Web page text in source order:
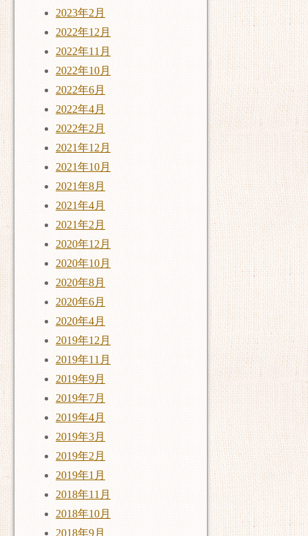
2023年2月
2022年12月
2022年11月
2022年10月
2022年6月
2022年4月
2022年2月
2021年12月
2021年10月
2021年8月
2021年4月
2021年2月
2020年12月
2020年10月
2020年8月
2020年6月
2020年4月
2019年12月
2019年11月
2019年9月
2019年7月
2019年4月
2019年3月
2019年2月
2019年1月
2018年11月
2018年10月
2018年9月